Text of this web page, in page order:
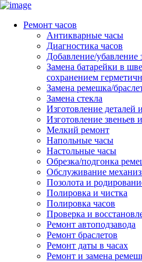
Ремонт часов
Антикварные часы
Диагностика часов
Добавление/убавление
Замена батарейки в
сохранением
Замена ремешка/
Замена стекла
Изготовление деталей
Изготовление звеньев
Мелкий ремонт
Напольные часы
Настольные часы
Обрезка/подгонка
Обслуживание
Позолота и
Полировка и чистка
Полировка часов
Проверка и
Ремонт автоподзавода
Ремонт браслетов
Ремонт даты в часах
Ремонт и замена